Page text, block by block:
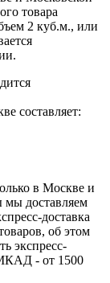
товара
2 куб.м., или
составляет:
в Москве и
доставляем
доставка
об этом
экспресс-
- от 1500